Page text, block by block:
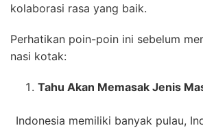
kolaborasi rasa yang baik.
Perhatikan poin-poin ini sebelum
nasi kotak:
Tahu Akan Memasak Jenis
Indonesia memiliki banyak pulau,